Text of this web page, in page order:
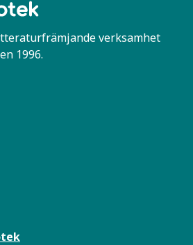
verksamhet
1996.